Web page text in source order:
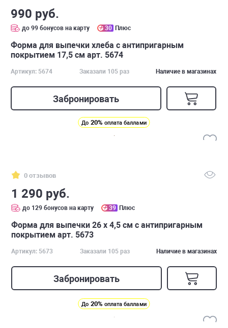
990 руб.
до 99 бонусов на карту 30 Плюс
Форма для выпечки хлеба с антипригарным
покрытием 17,5 см арт. 5674
Артикул: 5674 Заказали 105 раз Наличие в магазинах
Забронировать
До 20% оплата баллами
0 отзывов
1 290 руб.
до 129 бонусов на карту 39 Плюс
Форма для выпечки 26 х 4,5 см с антипригарным
покрытием арт. 5673
Артикул: 5673 Заказали 105 раз Наличие в магазинах
Забронировать
До 20% оплата баллами